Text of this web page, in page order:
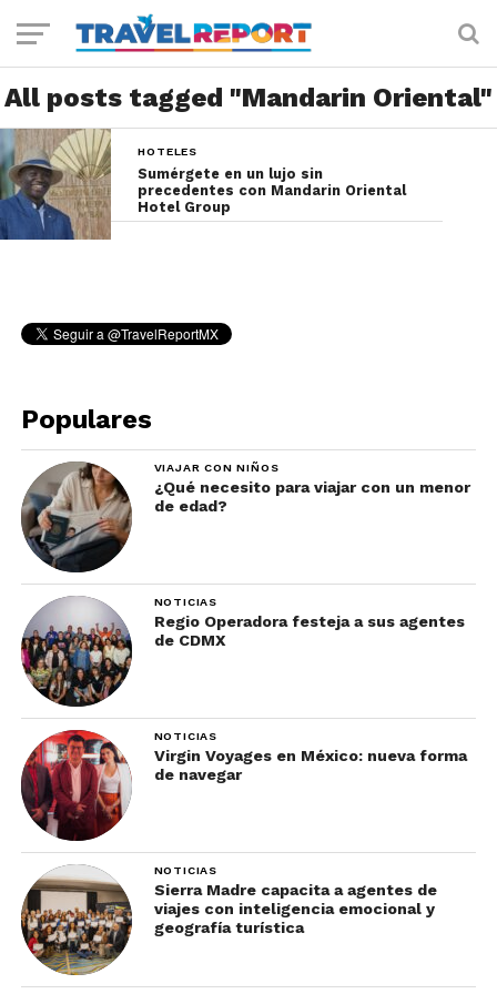
All posts tagged "Mandarin Oriental"
HOTELES
Sumérgete en un lujo sin
precedentes con Mandarin Oriental
Hotel Group
Populares
VIAJAR CON NIÑOS
¿Qué necesito para viajar con un menor
de edad?
NOTICIAS
Regio Operadora festeja a sus agentes
de CDMX
NOTICIAS
Virgin Voyages en México: nueva forma
de navegar
NOTICIAS
Sierra Madre capacita a agentes de
viajes con inteligencia emocional y
geografía turística